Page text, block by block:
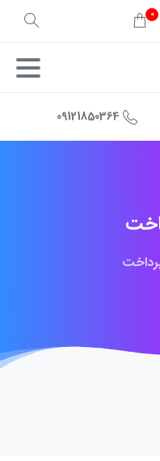
0
09121850364